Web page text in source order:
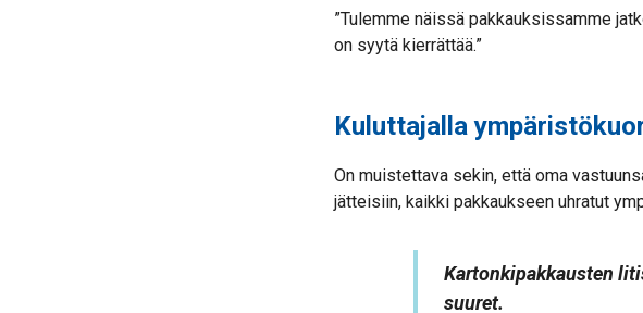
”Tulemme näissä pakkauksissamme
on syytä kierrättää.”
Kuluttajalla
On muistettava sekin, että oma
jätteisiin, kaikki pakkaukseen uhratut
Kartonkipakkausten
suuret.